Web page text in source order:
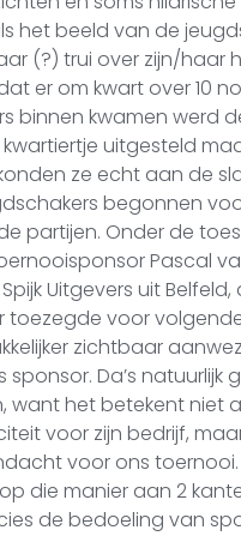
het beeld van de
(?) trui over zijn/haar
er om kwart over 10
binnen kwamen werd
kwartiertje uitgesteld
ze echt aan de
begonnen
partijen. Onder de
Pascal
Uitgevers uit
toezegde voor
zichtbaar
sponsor. Da’s natuurlijk
want het betekent niet
voor zijn bedrijf,
voor ons toernooi.
die manier aan 2
de bedoeling van